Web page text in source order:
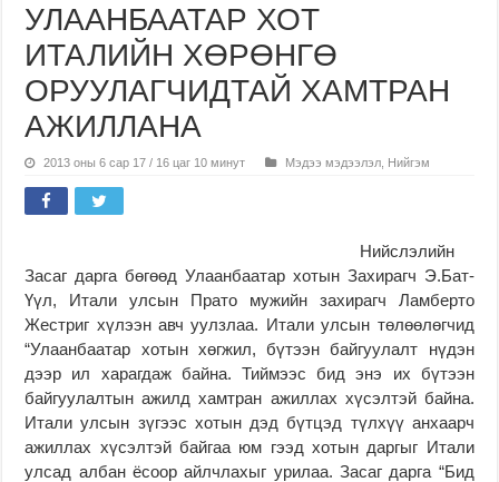
УЛААНБААТАР ХОТ
ИТАЛИЙН ХӨРӨНГӨ
ОРУУЛАГЧИДТАЙ ХАМТРАН
АЖИЛЛАНА
2013 оны 6 сар 17 / 16 цаг 10 минут Мэдээ мэдээлэл Нийгэм
Нийслэлийн
Засаг дарга бөгөөд Улаанбаатар хотын Захирагч Э.Бат-
Үүл, Итали улсын Прато мужийн захирагч Ламберто
Жестриг хүлээн авч уулзлаа. Итали улсын төлөөлөгчид
“Улаанбаатар хотын хөгжил, бүтээн байгуулалт нүдэн
дээр ил харагдаж байна. Тиймээс бид энэ их бүтээн
байгуулалтын ажилд хамтран ажиллах хүсэлтэй байна.
Итали улсын зүгээс хотын дэд бүтцэд түлхүү анхаарч
ажиллах хүсэлтэй байгаа юм гээд хотын даргыг Итали
улсад албан ёсоор айлчлахыг урилаа. Засаг дарга “Бид